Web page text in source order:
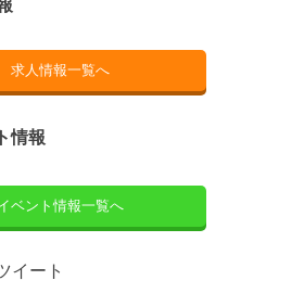
求人情報一覧へ
情報
ベント情報一覧へ
イート